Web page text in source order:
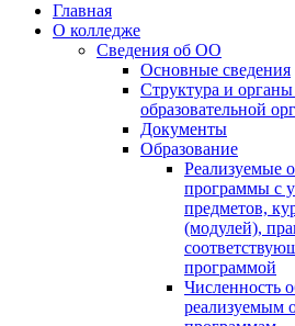
Главная
О колледже
Сведения об ОО
Основные сведения
Структура и
образовательной
Документы
Образование
Реализуемые
программы с
предметов,
(модулей),
программой
Численность
реализуемым